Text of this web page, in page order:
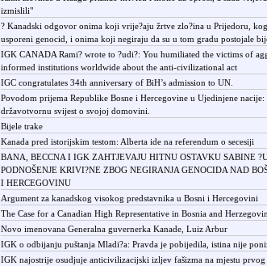
izmislili"
? Kanadski odgovor onima koji vrije?aju žrtve zlo?ina u Prijedoru,
usporeni genocid, i onima koji negiraju da su u tom gradu postojale
IGK CANADA Rami? wrote to ?udi?: You humiliated the victims of
informed institutions worldwide about the anti-civilizational act
IGC congratulates 34th anniversary of BiH’s admission to UN.
Povodom prijema Republike Bosne i Hercegovine u Ujedinjene nacije:
državotvornu svijest o svojoj domovini.
Bijele trake
Kanada pred istorijskim testom: Alberta ide na referendum o secesiji
BANA, BECCNA I IGK ZAHTJEVAJU HITNU OSTAVKU SABINE
PODNOŠENJE KRIVI?NE ZBOG NEGIRANJA GENOCIDA NAD
I HERCEGOVINU
Argument za kanadskog visokog predstavnika u Bosni i Hercegovini
The Case for a Canadian High Representative in Bosnia and
Novo imenovana Generalna guvernerka Kanade, Luiz Arbur
IGK o odbijanju puštanja Mladi?a: Pravda je pobijedila, istina nije
IGK najostrije osudjuje anticivilizacijski izljev fašizma na mjestu prvog